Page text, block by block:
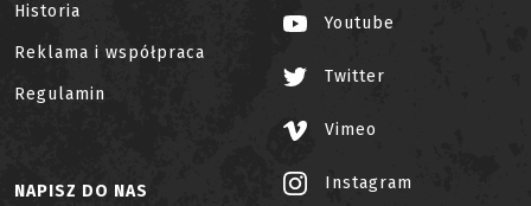
Historia
Reklama i współpraca
Regulamin
Youtube
Twitter
Vimeo
Instagram
NAPISZ DO NAS